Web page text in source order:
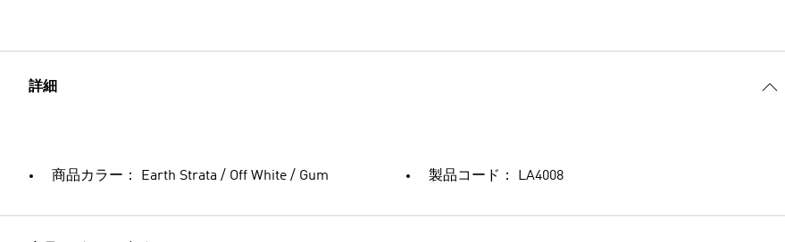
詳細
商品カラー： Earth Strata / Off White / Gum 製品コード： LA4008